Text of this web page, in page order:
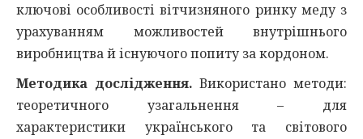
ключові особливості вітчизняного ринку меду з
урахуванням можливостей внутрішнього
виробництва й існуючого попиту за кордоном.
Методика дослідження.Використано методи:
теоретичного узагальнення – для
характеристики українського та світового